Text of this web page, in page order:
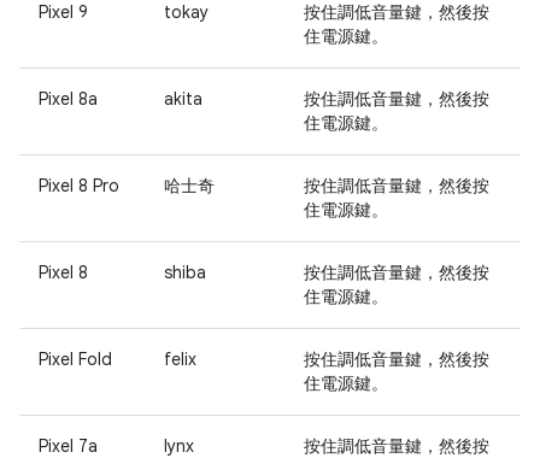
Pixel 9 tokay 按住調低音量鍵，然後按
住電源鍵。
Pixel 8a akita 按住調低音量鍵，然後按
住電源鍵。
Pixel 8 Pro 哈士奇 按住調低音量鍵，然後按
住電源鍵。
Pixel 8 shiba 按住調低音量鍵，然後按
住電源鍵。
Pixel Fold felix 按住調低音量鍵，然後按
住電源鍵。
Pixel 7a lynx 按住調低音量鍵，然後按